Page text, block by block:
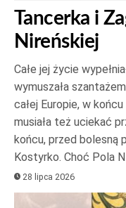
Tancerka i
Nireńskiej
Całe jej życie
wymuszała
całej Europie, w
musiała też uciekać
końcu, przed bolesną
Kostyrko. Choć Pola
28 lipca 2026